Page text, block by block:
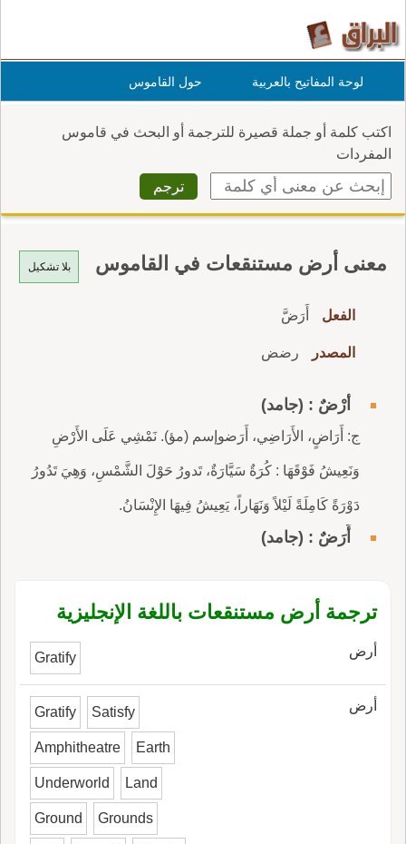
لوحة المفاتيح بالعربية حول القاموس
اكتب كلمة أو جملة قصيرة للترجمة أو البحث في قاموس
المفردات
بلا تشكيل معنى أرض مستنقعات في القاموس
الفعل أَرَضَّ
المصدر رضض
أرْضٌ : (جامد)
ج: أَرَاضٍ، الأَرَاضِي، أَرَضوإسم (مؤ). نَمْشِي عَلَى الأَرْضِ
وَنَعِيشُ فَوْقَهَا : كُرَةٌ سَيَّارَةٌ، تَدورُ حَوْلَ الشَّمْسِ، وَهِيَ تَدُورُ
دَوْرَةً كَامِلَةً لَيْلاً وَنَهَاراً، يَعِيشُ فِيهَا الإِنْسَانُ.
أَرَضٌ : (جامد)
ترجمة أرض مستنقعات باللغة الإنجليزية
أرض Gratify
أرض Gratify Satisfy
Amphitheatre Earth
Underworld Land
Ground Grounds